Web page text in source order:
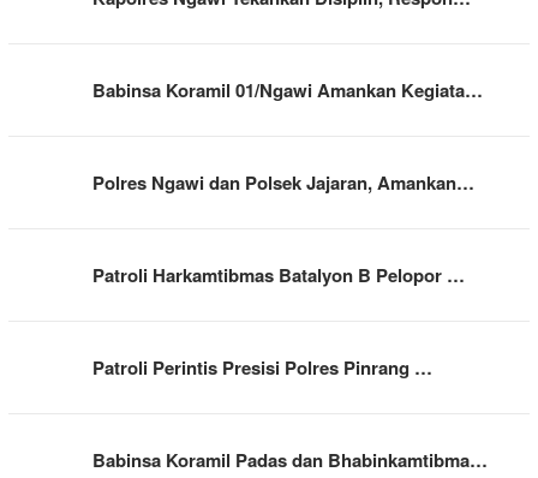
Babinsa Koramil 01/Ngawi Amankan Kegiata…
Polres Ngawi dan Polsek Jajaran, Amankan…
Patroli Harkamtibmas Batalyon B Pelopor …
Patroli Perintis Presisi Polres Pinrang …
Babinsa Koramil Padas dan Bhabinkamtibma…